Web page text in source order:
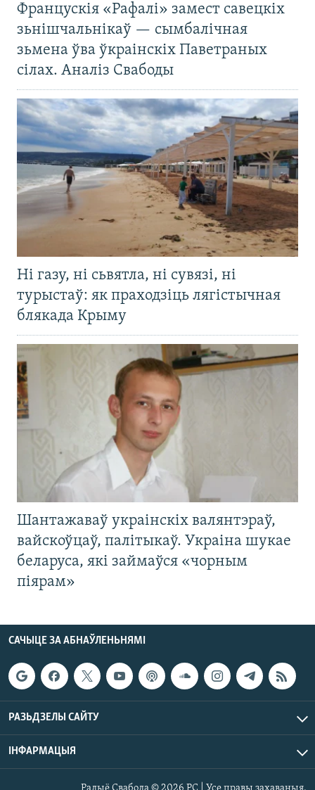
Францускія «Рафалі» замест савецкіх
зьнішчальнікаў — сымбалічная
зьмена ўва ўкраінскіх Паветраных
сілах. Аналіз Свабоды
Ні газу, ні сьвятла, ні сувязі, ні
турыстаў: як праходзіць лягістычная
блякада Крыму
Шантажаваў украінскіх валянтэраў,
вайскоўцаў, палітыкаў. Украіна шукае
беларуса, які займаўся «чорным
піярам»
САЧЫЦЕ ЗА АБНАЎЛЕНЬНЯМІ
РАЗЬДЗЕЛЫ САЙТУ
ІНФАРМАЦЫЯ